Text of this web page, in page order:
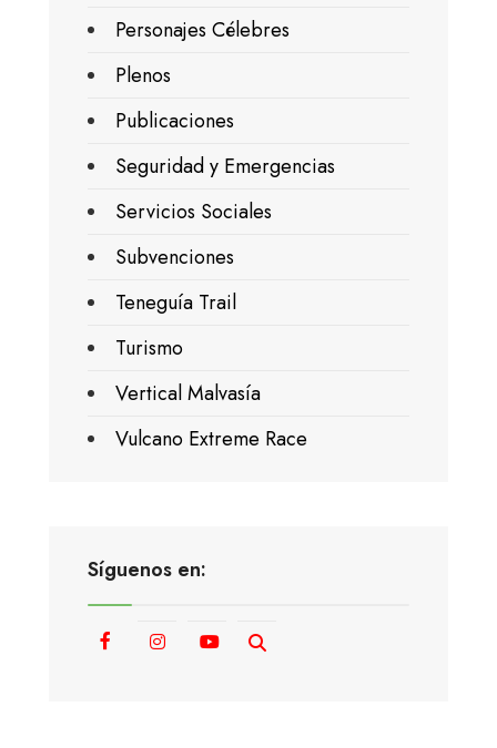
Personajes Célebres
Plenos
Publicaciones
Seguridad y Emergencias
Servicios Sociales
Subvenciones
Teneguía Trail
Turismo
Vertical Malvasía
Vulcano Extreme Race
Síguenos en: